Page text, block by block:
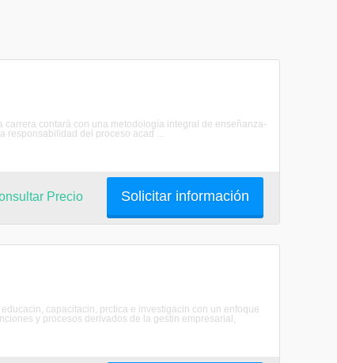
contará con una metodología integral de enseñanza-
responsabilidad del proceso acad ...
Solicitar información
Precio
capacitacin, prctica e investigacin con un enfoque
y procesos derivados de la gestin empresarial,